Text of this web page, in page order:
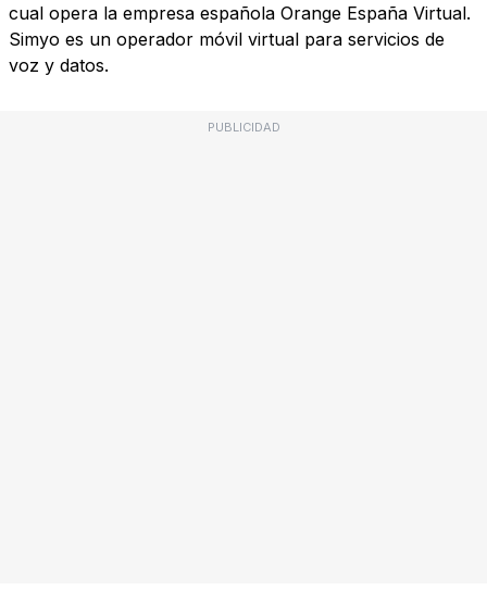
cual opera la empresa española Orange España Virtual.
Simyo es un operador móvil virtual para servicios de
voz y datos.
PUBLICIDAD